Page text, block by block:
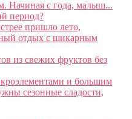
Начиная с года, малыш...
период?
пришло лето,
отдых с шикарным
из свежих фруктов без
и большим
сезонные сладости,